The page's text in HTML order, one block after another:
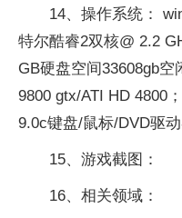
14、操作系统：
特尔酷睿2双核@ 2.2
GB硬盘空间33608gb
9800 gtx/ATI HD 4800
9.0c键盘/鼠标/DVD驱动
15、游戏截图：
16、相关领域：